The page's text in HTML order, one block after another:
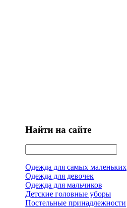
Найти на сайте
Одежда для самых маленьких
Одежда для девочек
Одежда для мальчиков
Детские головные уборы
Постельные принадлежности